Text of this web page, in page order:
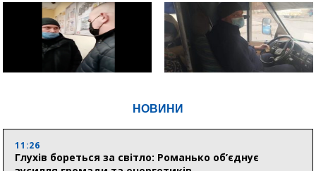
НОВИНИ
11:26
Глухів бореться за світло: Романько об’єднує